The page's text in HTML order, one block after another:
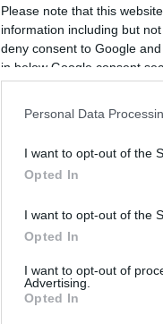
Please note that this
information including but
deny consent to Google
in below Google consent
Personal Data
I want to opt-out of the
Opted In
I want to opt-out of the
Opted In
I want to opt-out of
Advertising.
Opted In